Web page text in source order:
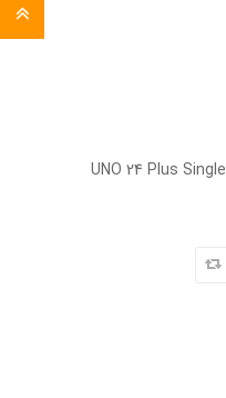
ساعت مچی تیتانیومی تک عقربه کوارتز پلاس سفید / آبی UNO 24 Plus Single